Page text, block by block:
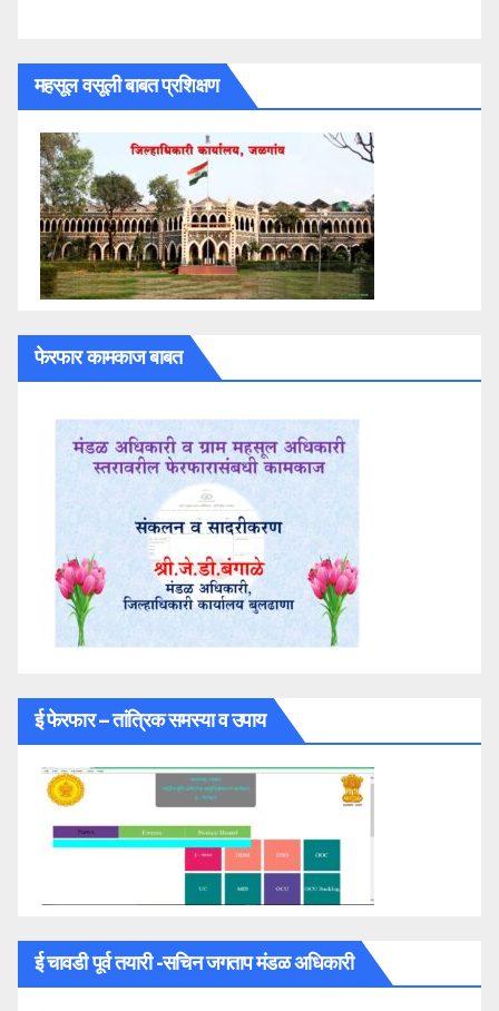
महसूल वसूली बाबत प्रशिक्षण
फेरफार कामकाज बाबत
ई फेरफार – तांत्रिक समस्या व उपाय
ई चावडी पूर्व तयारी -सचिन जगताप मंडळ अधिकारी